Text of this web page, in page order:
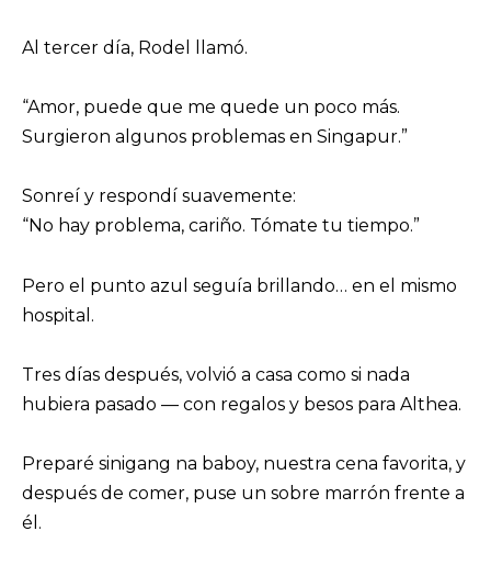
Al tercer día, Rodel llamó.
“Amor, puede que me quede un poco más.
Surgieron algunos problemas en Singapur.”
Sonreí y respondí suavemente:
“No hay problema, cariño. Tómate tu tiempo.”
Pero el punto azul seguía brillando… en el mismo
hospital.
Tres días después, volvió a casa como si nada
hubiera pasado — con regalos y besos para Althea.
Preparé sinigang na baboy, nuestra cena favorita, y
después de comer, puse un sobre marrón frente a
él.